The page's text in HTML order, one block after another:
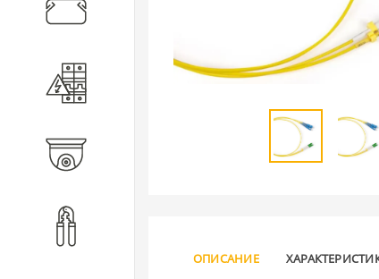
Электротехническое
ОПИСАНИЕ